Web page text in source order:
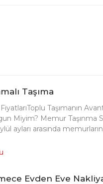
Taşıma
Taşımanın
Miyim? Memur Taşınma
ayları arasında
Evden Eve